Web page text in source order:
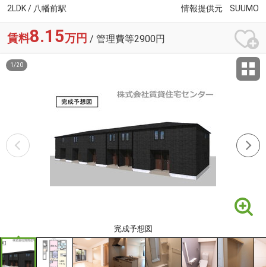
2LDK / 八幡前駅 情報提供元 SUUMO
賃料8.15万円 / 管理費等2900円
完成予想図
1 /20